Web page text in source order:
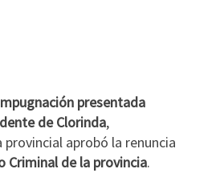
presentada
de Clorinda,
aprobó la renuncia
Criminal de la provincia.